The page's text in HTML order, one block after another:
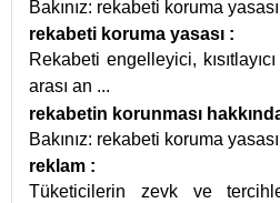
Bakınız: rekabeti koruma yasası
rekabeti koruma yasası :
Rekabeti engelleyici,
arası an ...
rekabetin korunması
Bakınız: rekabeti koruma yasası
reklam :
Tüketicilerin zevk ve